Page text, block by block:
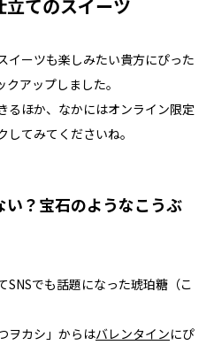
立てのスイーツ
イーツも楽しみたい貴方にぴった
アップしました。
るほか、なかにはオンライン限定
てみてくださいね。
？宝石のようなこうぶ
でも話題になった琥珀糖（こ
ヲカシ」からはバレンタインにぴ